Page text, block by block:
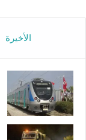
الأخيرة